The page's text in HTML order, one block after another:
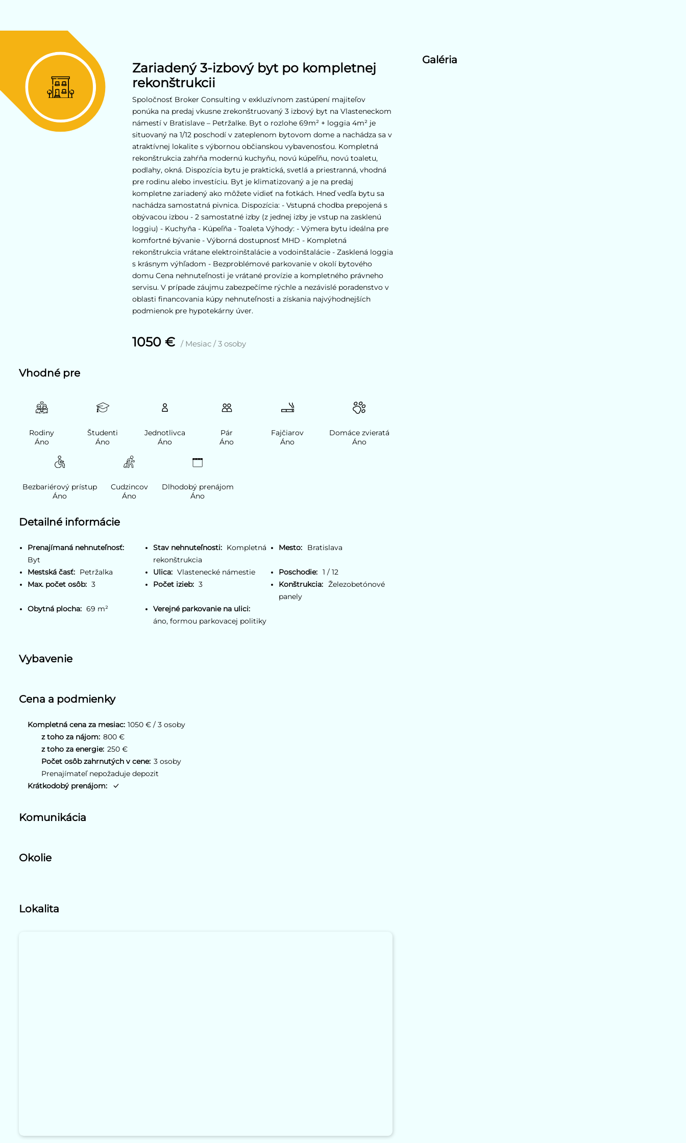
Zariadený 3-izbový byt po kompletnej
rekonštrukcii
Spoločnosť Broker Consulting v exkluzívnom zastúpení majiteľov
ponúka na predaj vkusne zrekonštruovaný 3 izbový byt na Vlasteneckom
námestí v Bratislave – Petržalke. Byt o rozlohe 69m² + loggia 4m² je
situovaný na 1/12 poschodí v zateplenom bytovom dome a nachádza sa v
atraktívnej lokalite s výbornou občianskou vybavenosťou. Kompletná
rekonštrukcia zahŕňa modernú kuchyňu, novú kúpeľňu, novú toaletu,
podlahy, okná. Dispozícia bytu je praktická, svetlá a priestranná, vhodná
pre rodinu alebo investíciu. Byt je klimatizovaný a je na predaj
kompletne zariadený ako môžete vidieť na fotkách. Hneď vedľa bytu sa
nachádza samostatná pivnica. Dispozícia: - Vstupná chodba prepojená s
obývacou izbou - 2 samostatné izby (z jednej izby je vstup na zasklenú
loggiu) - Kuchyňa - Kúpeľňa - Toaleta Výhody: - Výmera bytu ideálna pre
komfortné bývanie - Výborná dostupnosť MHD - Kompletná
rekonštrukcia vrátane elektroinštalácie a vodoinštalácie - Zasklená loggia
s krásnym výhľadom - Bezproblémové parkovanie v okolí bytového
domu Cena nehnuteľnosti je vrátané provízie a kompletného právneho
servisu. V prípade záujmu zabezpečíme rýchle a nezávislé poradenstvo v
oblasti financovania kúpy nehnuteľnosti a získania najvýhodnejších
podmienok pre hypotekárny úver.
1050 € / Mesiac / 3 osoby
Vhodné pre
Rodiny
Áno
Študenti
Áno
Jednotlivca
Áno
Pár
Áno
Fajčiarov
Áno
Domáce zvieratá
Áno
Bezbariérový prístup
Áno
Cudzincov
Áno
Dlhodobý prenájom
Áno
Detailné informácie
Prenajímaná nehnuteľnosť:
Byt
Stav nehnuteľnosti:
Kompletná
rekonštrukcia
Mesto: Bratislava
Mestská časť: Petržalka Ulica: Vlastenecké námestie Poschodie:
1 / 12
Max. počet osôb: 3 Počet izieb: 3 Konštrukcia:
Železobetónové
panely
Obytná plocha: 69 m²
Verejné parkovanie na ulici:
áno, formou parkovacej politiky
Vybavenie
Cena a podmienky
Kompletná cena za mesiac: 1050 € / 3 osoby
z toho za nájom: 800 €
z toho za energie: 250 €
Počet osôb zahrnutých v cene: 3 osoby
Prenajímateľ nepožaduje depozit
Krátkodobý prenájom:
Komunikácia
Okolie
Lokalita
Galéria